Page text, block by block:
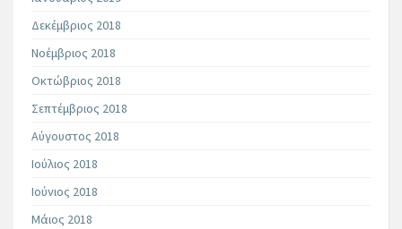
Δεκέμβριος 2018
Νοέμβριος 2018
Οκτώβριος 2018
Σεπτέμβριος 2018
Αύγουστος 2018
Ιούλιος 2018
Ιούνιος 2018
Μάιος 2018